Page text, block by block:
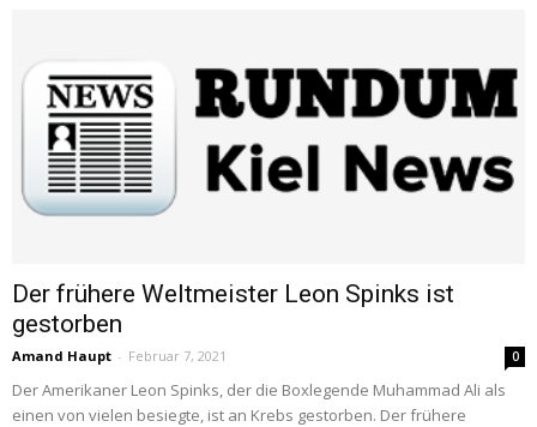
Der frühere Weltmeister Leon Spinks ist
gestorben
Amand Haupt - Februar 7, 2021 0
Der Amerikaner Leon Spinks, der die Boxlegende Muhammad Ali als
einen von vielen besiegte, ist an Krebs gestorben. Der frühere